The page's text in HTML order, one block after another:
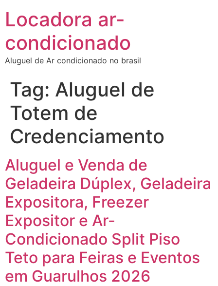
Locadora ar-
condicionado
Aluguel de Ar condicionado no brasil
Tag: Aluguel de
Totem de
Credenciamento
Aluguel e Venda de
Geladeira Dúplex, Geladeira
Expositora, Freezer
Expositor e Ar-
Condicionado Split Piso
Teto para Feiras e Eventos
em Guarulhos 2026